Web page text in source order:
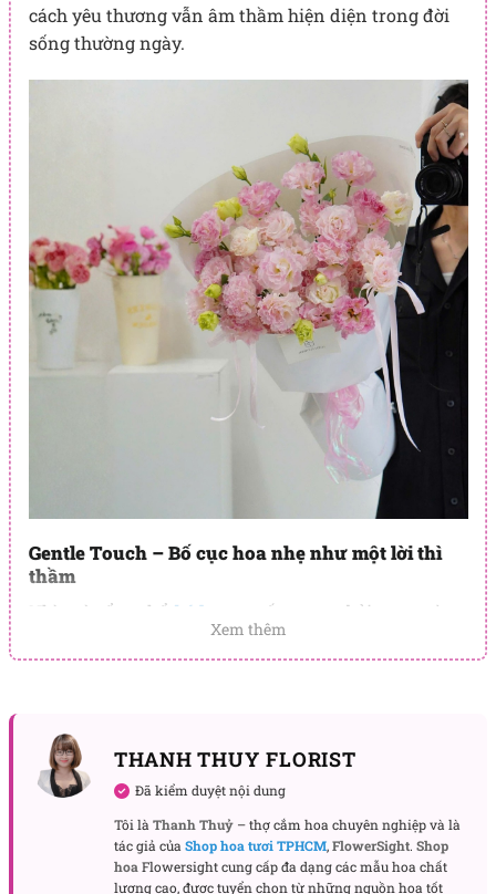
cách yêu thương vẫn âm thầm hiện diện trong đời
sống thường ngày.
Gentle Touch – Bố cục hoa nhẹ như một lời thì
thầm
Nhìn từ tổng thể, bó hoa
tạo ấn tượng bởi gam màu
hồng phấn chủ đạo, được tiết chế khéo léo để mang
lại cảm giác êm ái và thư thái.Cẩm chướngnở đều,
mảnh, góp phần làm bố cục trở nên nhẹ và thoáng
hơn.
Những nụ hoa xanh non được điểm xuyết có chủ ý,
vừa đủ để tạo nhịp điệu thị giác, vừa giữ cho tổng
thể không bị dàn trải. Cách sắp xếp hoa theo dáng
Xem thêm
THANH THUY FLORIST
Đã kiểm duyệt nội dung
Tôi làThanh Thuỷ – thợ cắm hoa chuyên nghiệp và là
tác giả củaShop hoa tươi TPHCM,FlowerSight. Shop
hoaFlowersight cung cấp đa dạng các mẫu hoa chất
lượng cao, được tuyển chọn từ những nguồn hoa tốt